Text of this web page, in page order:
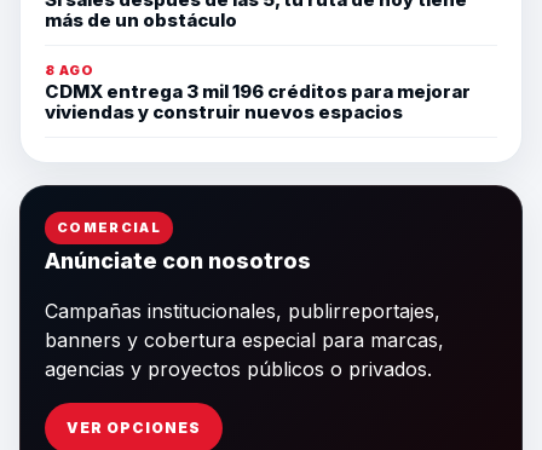
más de un obstáculo
8 AGO
CDMX entrega 3 mil 196 créditos para mejorar
viviendas y construir nuevos espacios
COMERCIAL
Anúnciate con nosotros
Campañas institucionales, publirreportajes,
banners y cobertura especial para marcas,
agencias y proyectos públicos o privados.
VER OPCIONES